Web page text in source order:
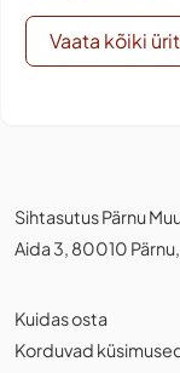
Vaata kõiki
Sihtasutus Pärnu
Aida 3, 80010
Kuidas osta
Korduvad